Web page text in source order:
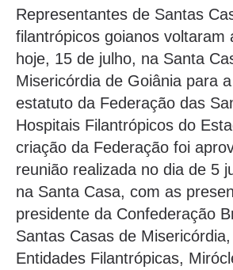
Representantes de Santas
filantrópicos goianos voltaram
hoje, 15 de julho, na Santa
Misericórdia de Goiânia para
estatuto da Federação das
Hospitais Filantrópicos do
criação da Federação foi
reunião realizada no dia de 5
na Santa Casa, com as
presidente da Confederação
Santas Casas de
Entidades Filantrópicas,